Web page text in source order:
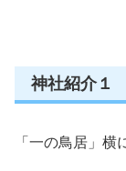
神社紹介１
「一の鳥居」横